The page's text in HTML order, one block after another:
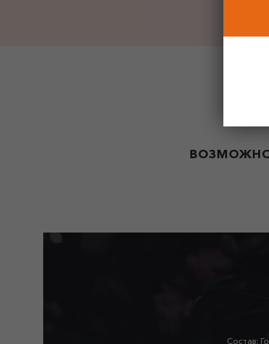
Состав: